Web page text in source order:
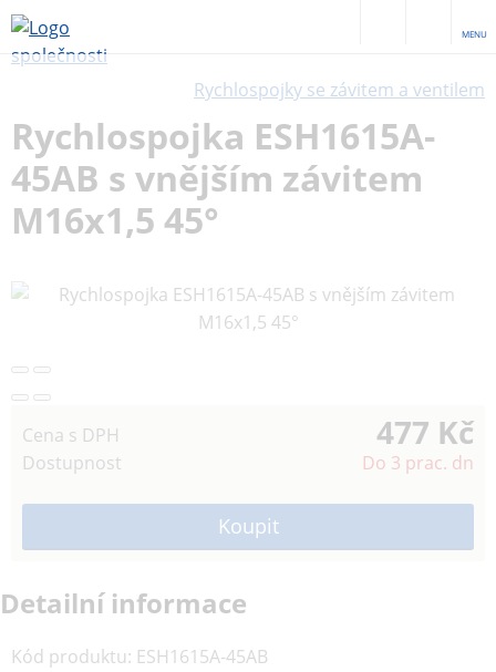
MENU
Rychlospojky se závitem a ventilem
Rychlospojka ESH1615A-
45AB s vnějším závitem
M16x1,5 45°
Cena s DPH 477 Kč
Dostupnost Do 3 prac. dn
Detailní informace
Kód produktu: ESH1615A-45AB